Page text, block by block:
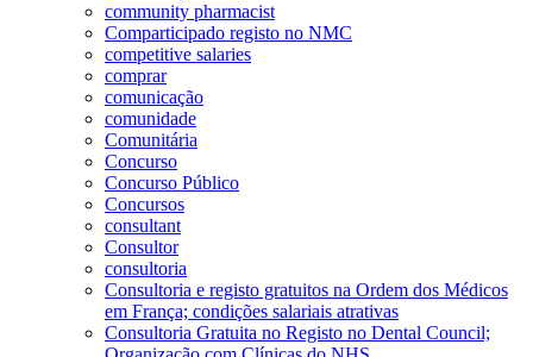
community pharmacist
Comparticipado registo no NMC
competitive salaries
comprar
comunicação
comunidade
Comunitária
Concurso
Concurso Público
Concursos
consultant
Consultor
consultoria
Consultoria e registo gratuitos na Ordem dos Médicos
em França; condições salariais atrativas
Consultoria Gratuita no Registo no Dental Council;